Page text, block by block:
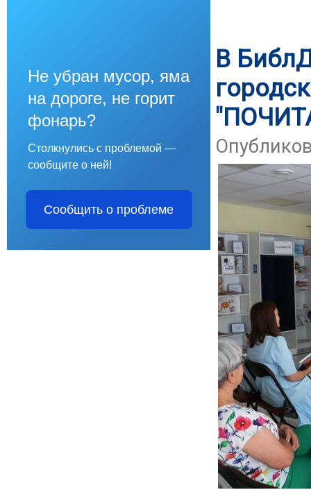
Не убран мусор, яма
на дороге, не горит
фонарь?
Столкнулись с проблемой —
сообщите о ней!
Сообщить о проблеме
В